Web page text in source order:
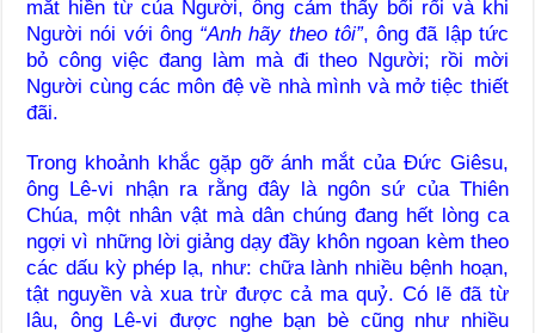
mắt hiền từ của Người, ông cảm thấy bối rối và khi
Người nói với ông “Anh hãy theo tôi”, ông đã lập tức
bỏ công việc đang làm mà đi theo Người; rồi mời
Người cùng các môn đệ về nhà mình và mở tiệc thiết
đãi.
Trong khoảnh khắc gặp gỡ ánh mắt của Đức Giêsu,
ông Lê-vi nhận ra rằng đây là ngôn sứ của Thiên
Chúa, một nhân vật mà dân chúng đang hết lòng ca
ngợi vì những lời giảng dạy đầy khôn ngoan kèm theo
các dấu kỳ phép lạ, như: chữa lành nhiều bệnh hoạn,
tật nguyền và xua trừ được cả ma quỷ. Có lẽ đã từ
lâu, ông Lê-vi được nghe bạn bè cũng như nhiều